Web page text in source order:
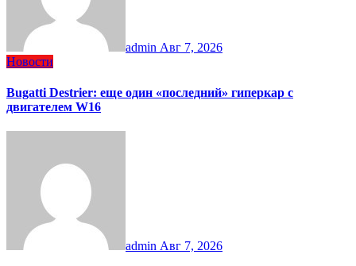
admin Авг 7, 2026
Новости
Bugatti Destrier: еще один «последний» гиперкар с
двигателем W16
admin Авг 7, 2026